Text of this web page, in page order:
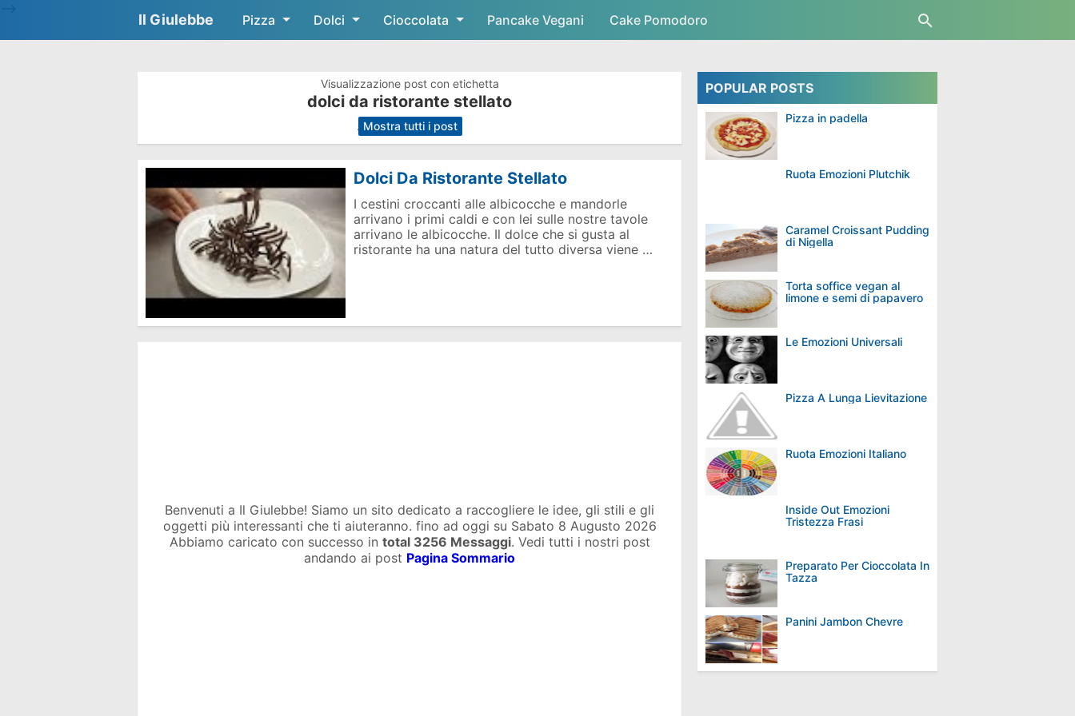
Skip to main content
Il Giulebbe Pizza Dolci Cioccolata Pancake Vegani Cake Pomodoro
Visualizzazione post con etichetta
dolci da ristorante stellato
. Mostra tutti i post
Dolci Da Ristorante Stellato
I cestini croccanti alle albicocche e mandorle
arrivano i primi caldi e con lei sulle nostre tavole
arrivano le albicocche. Il dolce che si gusta al
ristorante ha una natura del tutto diversa viene …
Benvenuti a Il Giulebbe! Siamo un sito dedicato a raccogliere le idee, gli stili e gli
oggetti più interessanti che ti aiuteranno. fino ad oggi su Sabato 8 Augusto 2026
Abbiamo caricato con successo in total 3256 Messaggi. Vedi tutti i nostri post
andando ai post Pagina Sommario
POPULAR POSTS
Pizza in padella
Ruota Emozioni Plutchik
Caramel Croissant Pudding
di Nigella
Torta soffice vegan al
limone e semi di papavero
Le Emozioni Universali
Pizza A Lunga Lievitazione
Ruota Emozioni Italiano
Inside Out Emozioni
Tristezza Frasi
Preparato Per Cioccolata In
Tazza
Panini Jambon Chevre